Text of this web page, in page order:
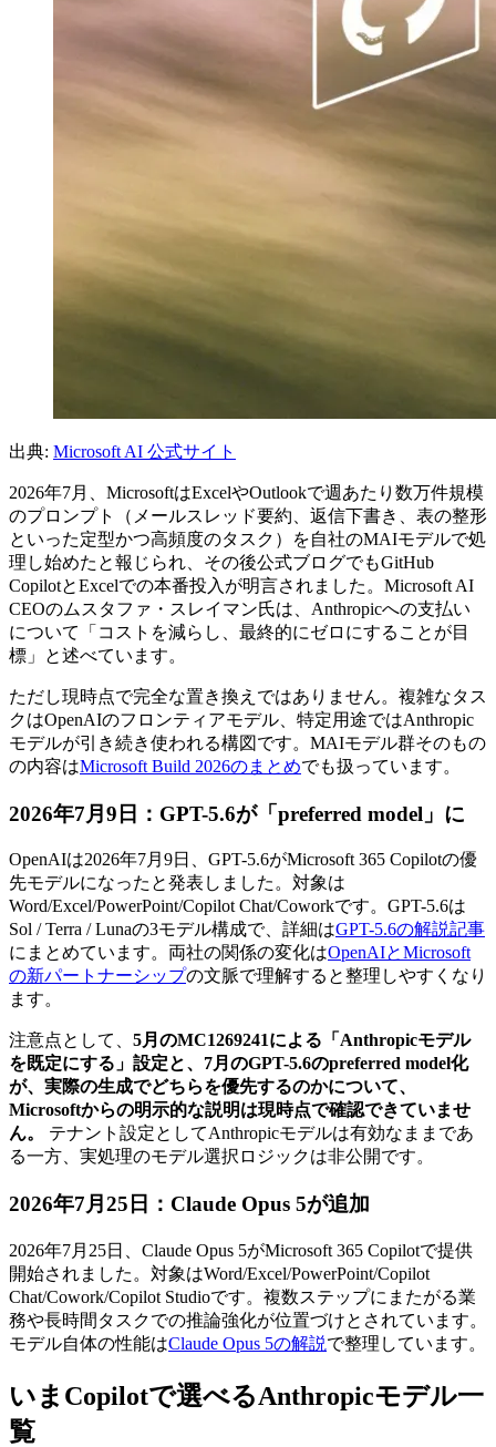
出典: Microsoft AI 公式サイト
2026年7月、MicrosoftはExcelやOutlookで週あたり数万件規模
のプロンプト（メールスレッド要約、返信下書き、表の整形
といった定型かつ高頻度のタスク）を自社のMAIモデルで処
理し始めたと報じられ、その後公式ブログでもGitHub
CopilotとExcelでの本番投入が明言されました。Microsoft AI
CEOのムスタファ・スレイマン氏は、Anthropicへの支払い
について「コストを減らし、最終的にゼロにすることが目
標」と述べています。
ただし現時点で完全な置き換えではありません。複雑なタス
クはOpenAIのフロンティアモデル、特定用途ではAnthropic
モデルが引き続き使われる構図です。MAIモデル群そのもの
の内容はMicrosoft Build 2026のまとめでも扱っています。
2026年7月9日：GPT-5.6が「preferred model」に
OpenAIは2026年7月9日、GPT-5.6がMicrosoft 365 Copilotの優
先モデルになったと発表しました。対象は
Word/Excel/PowerPoint/Copilot Chat/Coworkです。GPT-5.6は
Sol / Terra / Lunaの3モデル構成で、詳細はGPT-5.6の解説記事
にまとめています。両社の関係の変化はOpenAIとMicrosoft
の新パートナーシップの文脈で理解すると整理しやすくなり
ます。
注意点として、 5月のMC1269241による「Anthropicモデル
を既定にする」設定と、7月のGPT-5.6のpreferred model化
が、実際の生成でどちらを優先するのかについて、
Microsoftからの明示的な説明は現時点で確認できていませ
ん。
テナント設定としてAnthropicモデルは有効なままであ
る一方、実処理のモデル選択ロジックは非公開です。
2026年7月25日：Claude Opus 5が追加
2026年7月25日、Claude Opus 5がMicrosoft 365 Copilotで提供
開始されました。対象はWord/Excel/PowerPoint/Copilot
Chat/Cowork/Copilot Studioです。複数ステップにまたがる業
務や長時間タスクでの推論強化が位置づけとされています。
モデル自体の性能はClaude Opus 5の解説で整理しています。
いまCopilotで選べるAnthropicモデル一
覧